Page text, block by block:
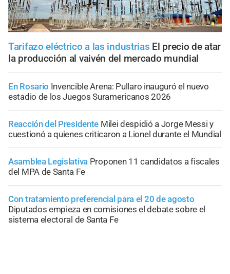
Tarifazo eléctrico a las industrias El precio de atar
la producción al vaivén del mercado mundial
En Rosario Invencible Arena: Pullaro inauguró el nuevo
estadio de los Juegos Suramericanos 2026
Reacción del Presidente Milei despidió a Jorge Messi y
cuestionó a quienes criticaron a Lionel durante el Mundial
Asamblea Legislativa Proponen 11 candidatos a fiscales
del MPA de Santa Fe
Con tratamiento preferencial para el 20 de agosto
Diputados empieza en comisiones el debate sobre el
sistema electoral de Santa Fe